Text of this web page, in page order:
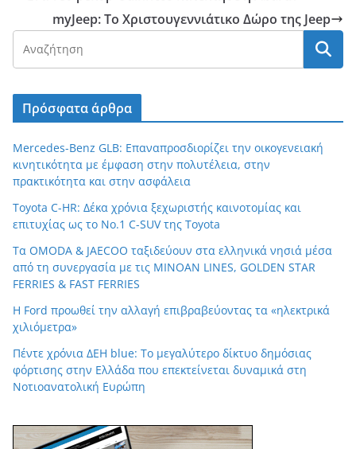
myJeep: Το Χριστουγεννιάτικο Δώρο της Jeep
Πρόσφατα άρθρα
Mercedes-Benz GLB: Επαναπροσδιορίζει την οικογενειακή
κινητικότητα με έμφαση στην πολυτέλεια, στην
πρακτικότητα και στην ασφάλεια
Toyota C-HR: Δέκα χρόνια ξεχωριστής καινοτομίας και
επιτυχίας ως το Νο.1 C-SUV της Toyota
Τα OMODA & JAECOO ταξιδεύουν στα ελληνικά νησιά μέσα
από τη συνεργασία με τις MINOAN LINES, GOLDEN STAR
FERRIES & FAST FERRIES
Η Ford προωθεί την αλλαγή επιβραβεύοντας τα «ηλεκτρικά
χιλιόμετρα»
Πέντε χρόνια ΔΕΗ blue: Το μεγαλύτερο δίκτυο δημόσιας
φόρτισης στην Ελλάδα που επεκτείνεται δυναμικά στη
Νοτιοανατολική Ευρώπη